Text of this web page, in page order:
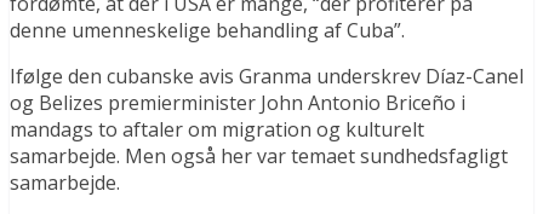
denne umenneskelige behandling af Cuba”.
Ifølge den cubanske avis Granma underskrev Díaz-Canel
og Belizes premierminister John Antonio Briceño i
mandags to aftaler om migration og kulturelt
samarbejde. Men også her var temaet sundhedsfagligt
samarbejde.